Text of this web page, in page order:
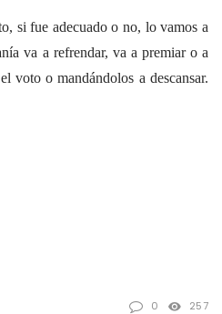
si fue adecuado o no, lo vamos a
va a refrendar, va a premiar o a
voto o mandándolos a descansar.
0 257